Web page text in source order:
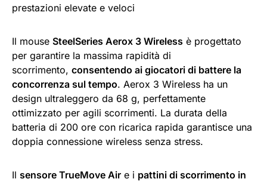
prestazioni elevate e veloci
Il mouse SteelSeries Aerox 3 Wireless è progettato
per garantire la massima rapidità di
scorrimento, consentendo ai giocatori di battere la
concorrenza sul tempo. Aerox 3 Wireless ha un
design ultraleggero da 68 g, perfettamente
ottimizzato per agili scorrimenti. La durata della
batteria di 200 ore con ricarica rapida garantisce una
doppia connessione wireless senza stress.
Il sensore TrueMove Air e i pattini di scorrimento in